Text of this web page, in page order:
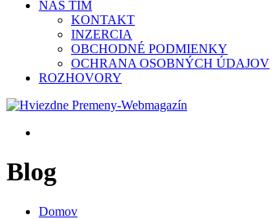
NÁŠ TÍM
KONTAKT
INZERCIA
OBCHODNÉ PODMIENKY
OCHRANA OSOBNÝCH ÚDAJOV
ROZHOVORY
Blog
Domov